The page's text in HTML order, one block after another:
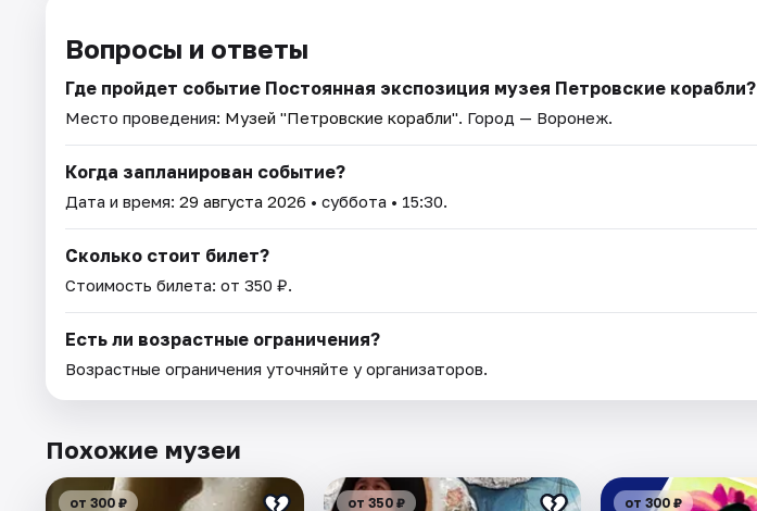
Вопросы и ответы
Где пройдет событие Постоянная экспозиция музея Петровские корабли?
Место проведения: Музей "Петровские корабли". Город — Воронеж.
Когда запланирован событие?
Дата и время: 29 августа 2026 • суббота • 15:30.
Сколько стоит билет?
Стоимость билета: от 350 ₽.
Есть ли возрастные ограничения?
Возрастные ограничения уточняйте у организаторов.
Похожие музеи
от 300 ₽ от 350 ₽ от 300 ₽